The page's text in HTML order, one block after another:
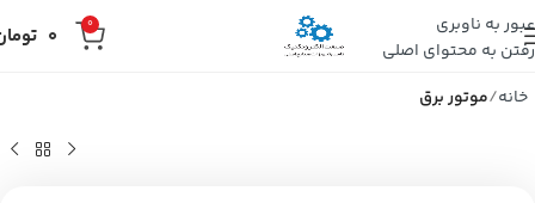
عبور به ناوبری
رفتن به محتوای اصلی
0
0
خانه موتور برق